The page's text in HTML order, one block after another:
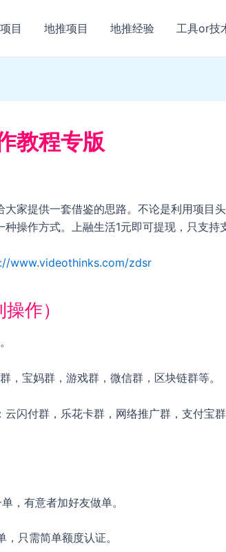
目 地推项目 地推经验 工具or技
教程专版
家提供一套借鉴的思路。不论是利用项目
操作方式。上融生活1元即可提现，只支持
www.videothinks.com/zdsr
作）
，宝妈群，游戏群，微信群，区块链群等。
闪付群，乐花卡群，网络推广群，支付宝
，有意者加好友做单。
只需简单额度认证。